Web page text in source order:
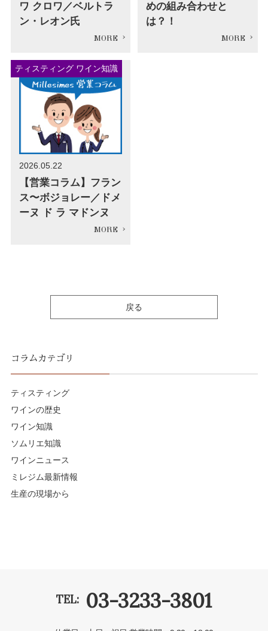
ワ クロワ／ベルトラ
ン・レオン氏
めの組み合わせと
は？！
ティスティング ワイン知識
2026.05.22
【営業コラム】フラン
ス〜ボジョレー／ドメ
ーヌ ド ラ マドンヌ
戻る
コラムカテゴリ
ティスティング
ワインの歴史
ワイン知識
ソムリエ知識
ワインニュース
ミレジム最新情報
生産の現場から
TEL: 03-3233-3801